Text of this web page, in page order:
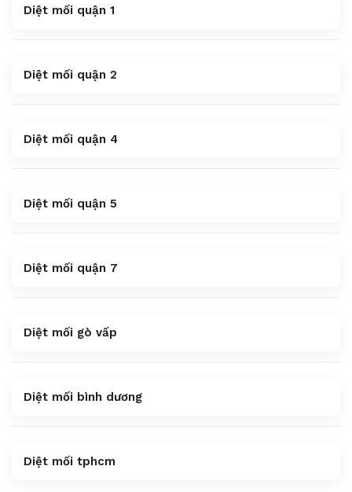
Diệt mối quận 1
Diệt mối quận 2
Diệt mối quận 4
Diệt mối quận 5
Diệt mối quận 7
Diệt mối gò vấp
Diệt mối bình dương
Diệt mối tphcm